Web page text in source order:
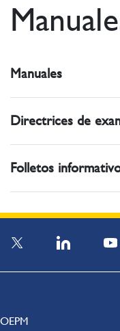
Manuales
Directrices de
Folletos
OEPM